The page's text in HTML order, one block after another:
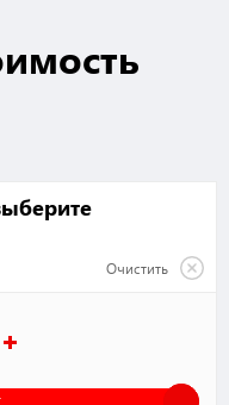
Очистить